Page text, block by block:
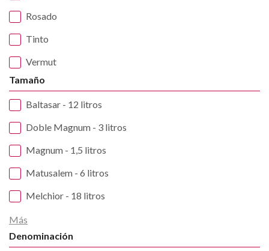
Rosado
Tinto
Vermut
Tamaño
Baltasar - 12 litros
Doble Magnum - 3 litros
Magnum - 1,5 litros
Matusalem - 6 litros
Melchior - 18 litros
Más
Denominación